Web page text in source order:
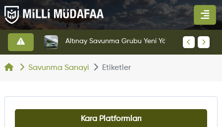
Savunma Sanayi Etiketler
Kara Platformları